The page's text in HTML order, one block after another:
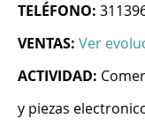
TELÉFONO:
VENTAS: Ver
ACTIVIDAD:
y piezas